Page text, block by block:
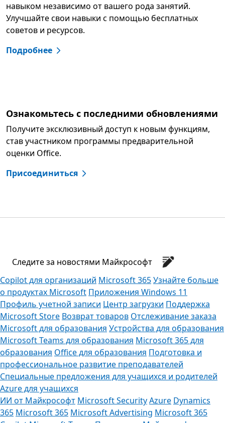
навыком независимо от вашего рода занятий.
Улучшайте свои навыки с помощью бесплатных
советов и ресурсов.
Подробнее
Ознакомьтесь с последними обновлениями
Получите эксклюзивный доступ к новым функциям,
став участником программы предварительной
оценки Office.
Присоединиться
Следите за новостями Майкрософт
Copilot для организаций Microsoft 365Узнайте больше
о продуктах Microsoft Приложения Windows 11
Профиль учетной записи Центр загрузки Поддержка
Microsoft Store Возврат товаров Отслеживание заказа
Microsoft для образования Устройства для образования
Microsoft Teams для образования Microsoft 365 для
образования Office для образования Подготовка и
профессиональное развитие преподавателей
Специальные предложения для учащихся и родителей
Azure для учащихся
ИИ от Майкрософт Microsoft SecurityAzure Dynamics
365 Microsoft 365 Microsoft Advertising Microsoft 365